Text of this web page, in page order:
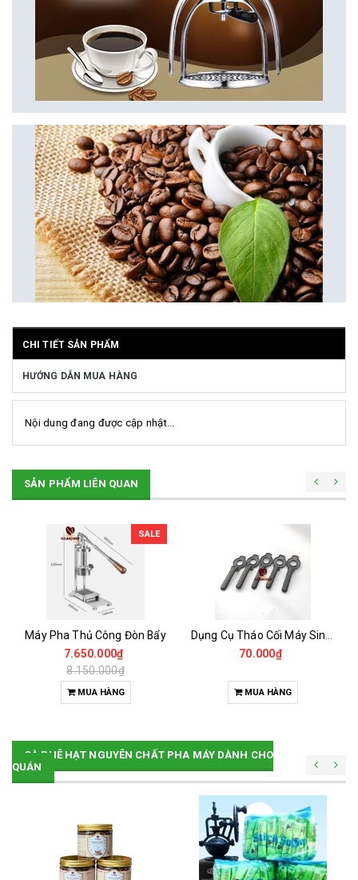
CHI TIẾT SẢN PHẨM
HƯỚNG DẪN MUA HÀNG
Nội dung đang được cập nhật...
SẢN PHẨM LIÊN QUAN
SALE
Máy Pha Thủ Công Đòn Bẩy
7.650.000₫
8.150.000₫
MUA HÀNG
70.000₫
MUA HÀNG
CÀ PHÊ HẠT NGUYÊN CHẤT PHA MÁY DÀNH CHO
QUÁN